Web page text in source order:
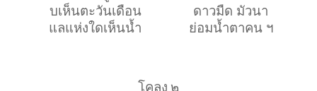
บเห็นตะวันเดือน
ดาวมืด มัวนา
แลแห่งใดเห็นน้ำ
ย่อมน้ำตาคน ฯ
โคลง ๒